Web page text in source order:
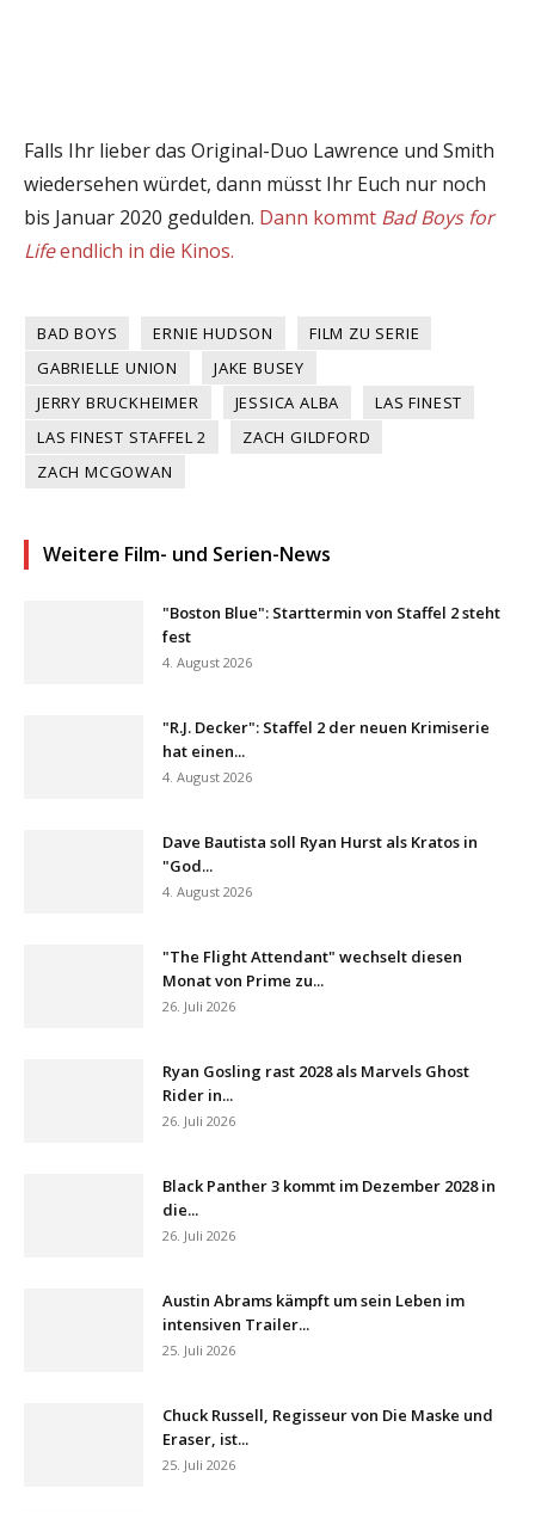
Falls Ihr lieber das Original-Duo Lawrence und Smith
wiedersehen würdet, dann müsst Ihr Euch nur noch
bis Januar 2020 gedulden. Dann kommt Bad Boys for
Lifeendlich in die Kinos.
BAD BOYS ERNIE HUDSON
FILM ZU SERIE
GABRIELLE UNION
JAKE BUSEY
JERRY BRUCKHEIMER
JESSICA ALBA
LAS FINEST
LAS FINEST STAFFEL 2
ZACH GILDFORD
ZACH MCGOWAN
Weitere Film- und Serien-News
"Boston Blue": Starttermin von Staffel 2 steht
fest
4. August 2026
"R.J. Decker": Staffel 2 der neuen Krimiserie
hat einen...
4. August 2026
Dave Bautista soll Ryan Hurst als Kratos in
"God...
4. August 2026
"The Flight Attendant" wechselt diesen
Monat von Prime zu...
26. Juli 2026
Ryan Gosling rast 2028 als Marvels Ghost
Rider in...
26. Juli 2026
Black Panther 3 kommt im Dezember 2028 in
die...
26. Juli 2026
Austin Abrams kämpft um sein Leben im
intensiven Trailer...
25. Juli 2026
Chuck Russell, Regisseur von Die Maske und
Eraser, ist...
25. Juli 2026